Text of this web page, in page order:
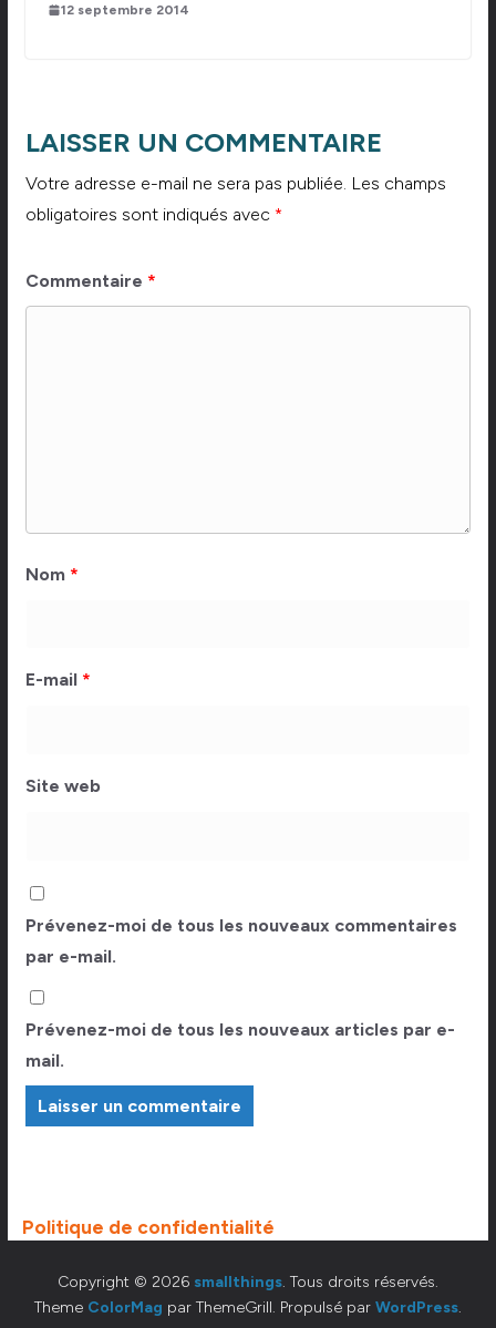
12 septembre 2014
LAISSER UN COMMENTAIRE
Votre adresse e-mail ne sera pas publiée. Les champs
obligatoires sont indiqués avec *
Commentaire *
Nom *
E-mail *
Site web
Prévenez-moi de tous les nouveaux commentaires
par e-mail.
Prévenez-moi de tous les nouveaux articles par e-
mail.
Politique de confidentialité
Copyright © 2026 smallthings. Tous droits réservés.
Theme ColorMag par ThemeGrill. Propulsé par WordPress.